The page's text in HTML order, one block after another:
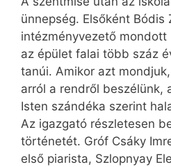
ünnepség. Elsőként Bódis
intézményvezető
az épület falai több száz
tanúi. Amikor azt
arról a rendről beszélünk,
Isten szándéka szerint
Az igazgató részletesen
történetét. Gróf Csáky
első piarista, Szlopnyay